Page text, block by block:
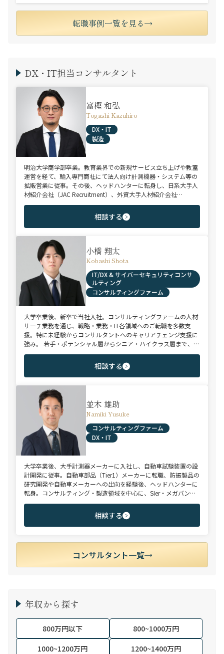
転職事例一覧を見る
DX・IT担当コンサルタント
富樫 和弘
Togashi Kazuhiro
DX・IT
製造
明治大学商学部卒業。教育業界での新規サービス立ち上げや教室
運営を経て、輸入専門商社にて法人向け計測機器・システム等の
拡販営業に従事。その後、ヘッドハンターに転身し、日系大手人
材紹介会社（JAC Recruitment）、外資大手人材紹介会社
（Adecco）を経て当社に参画。 製造全般/プラントエンジニアリ
ング/物流/SIer/SaaSまで幅広い領域、職種全般でのご支援が可
能。これまで2500名超の候補者様と面談、200名を超える転職支
援実績を有する。
相談する
小橋 翔太
Kobashi Shota
IT/DX & サイバーセキュリティコンサ
ルティング
コンサルティングファーム
大学卒業後、新卒で当社入社。コンサルティングファームの人材
サーチ業務を通じ、戦略・業務・IT各領域へのご転職を多数支
援。特に未経験からコンサルタントへのキャリアチェンジ支援に
強み。 若手・ポテンシャル層からシニア・ハイクラス層まで、候
補者様のご志向と市場動向を踏まえ最適なキャリアをご提案させ
相談する
並木 雄助
Namiki Yusuke
コンサルティングファーム
DX・IT
大学卒業後、大手計測器メーカーに入社し、自動車試験装置の設
計開発に従事。自動車部品（Tier1）メーカーに転職、防振製品の
研究開発や自動車メーカーへの出向を経験後、ヘッドハンターに
転身。コンサルティング・製造領域を中心に、SIer・メガバン
ク・VCなど幅広いご支援実績。 【受賞歴】 ・日経転職版
Performance Award Executive部門 MVP ・日系総合コンサルティ
ング企業 入社実績 個人賞受賞 ・外資系エンジニアリング企業 コ
ンサルティング事業部 入社実績3位
相談する
コンサルタント一覧
年収から探す
800万円以下
800~1000万円
1000~1200万円
1200~1400万円